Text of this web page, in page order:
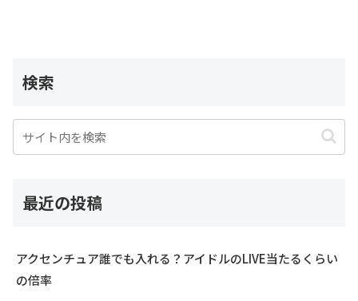
検索
最近の投稿
アクセンチュア誰でも入れる？アイドルのLIVE当たるくらい
の倍率